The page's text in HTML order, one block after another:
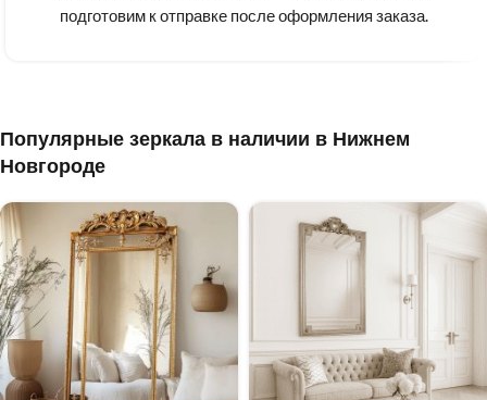
подготовим к отправке после оформления заказа.
Популярные зеркала в наличии в Нижнем
Новгороде